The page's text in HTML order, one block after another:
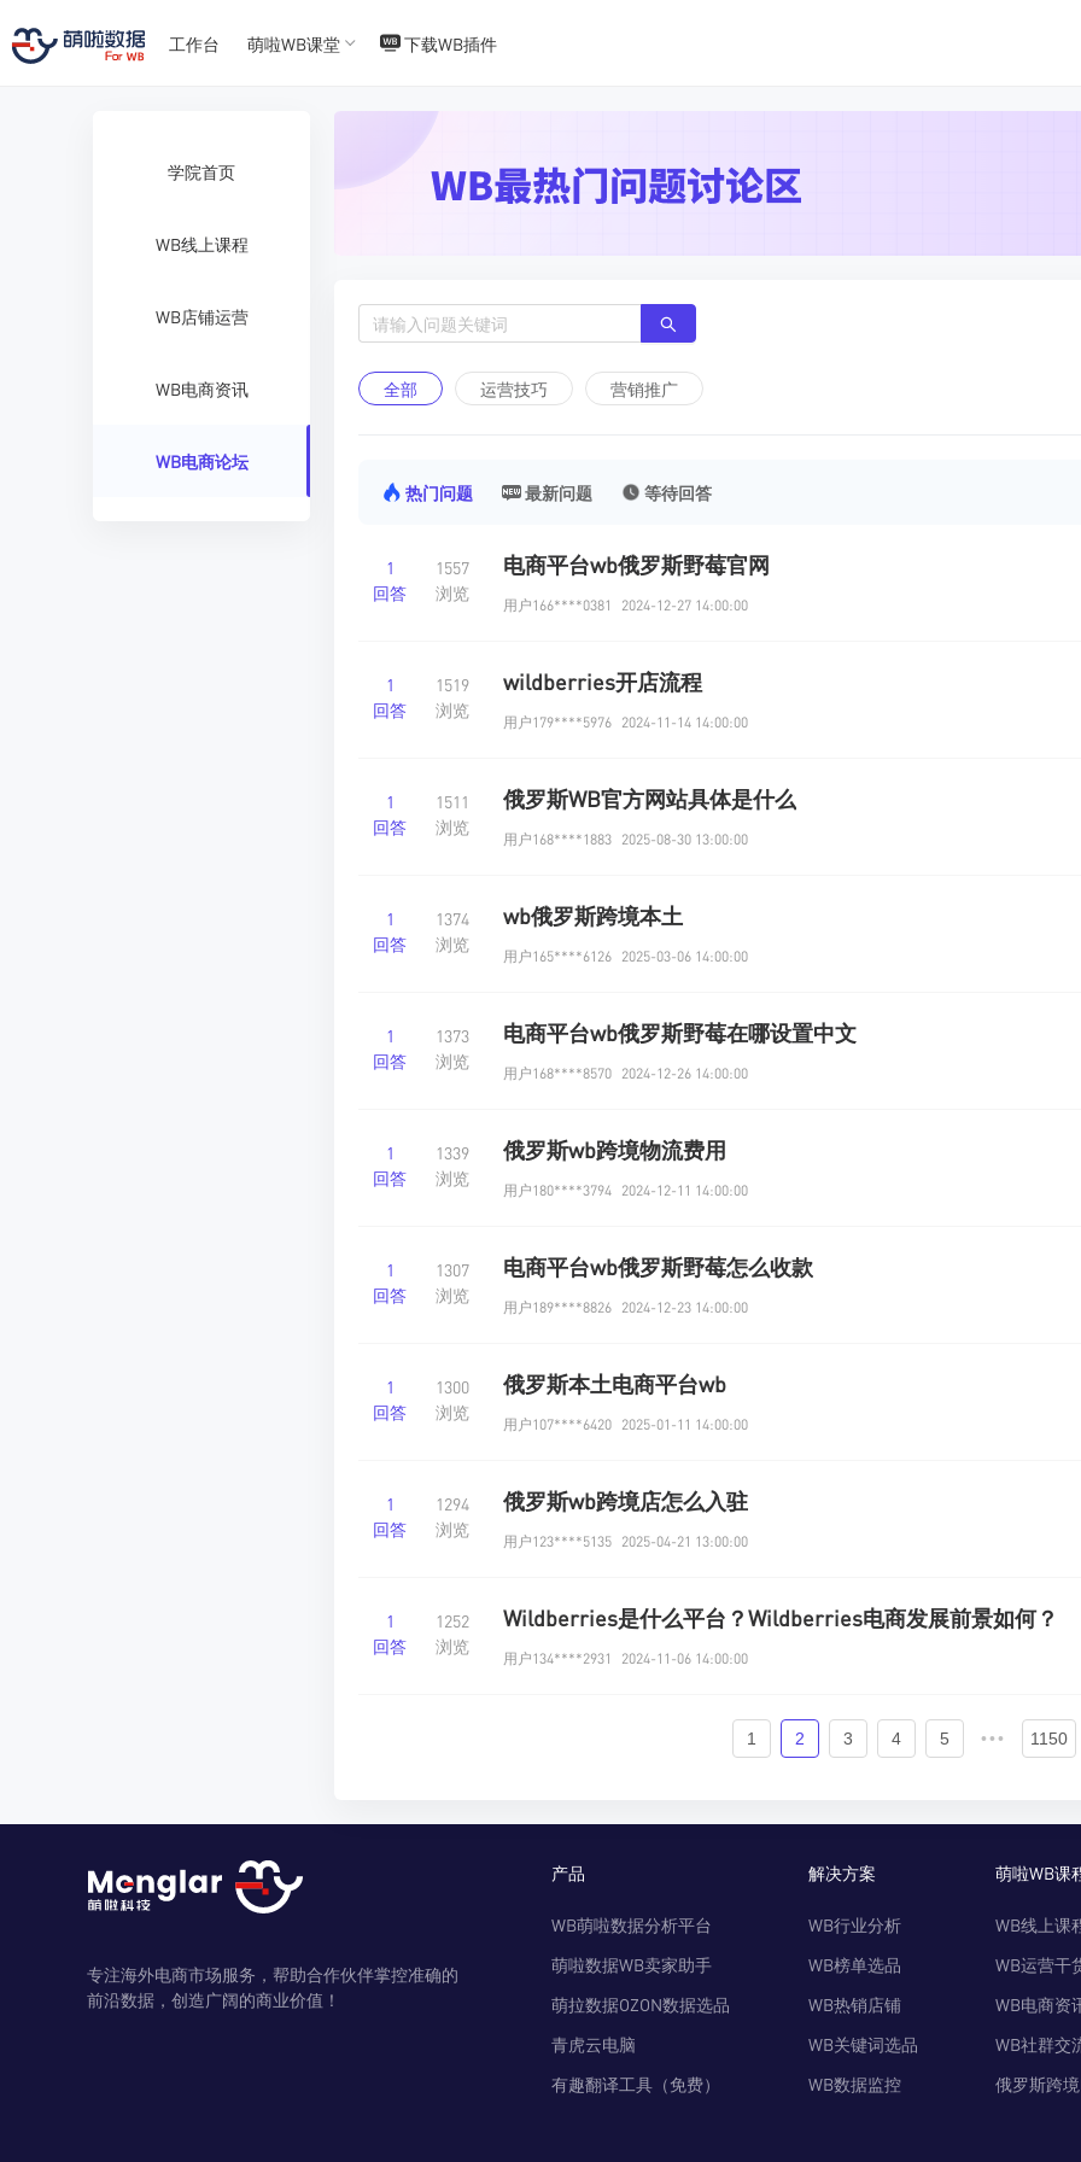
TK数据
TK数据
工作台 萌啦WB课堂 下载WB插件
学院首页
WB线上课程
WB店铺运营
WB电商资讯
WB电商论坛
全部 运营技巧 营销推广
热门问题 最新问题 等待回答
1
回答
1557
浏览
电商平台wb俄罗斯野莓官网
用户166****0381 2024-12-27 14:00:00
1
回答
1519
浏览
wildberries开店流程
用户179****5976 2024-11-14 14:00:00
1
回答
1511
浏览
俄罗斯WB官方网站具体是什么
用户168****1883 2025-08-30 13:00:00
1
回答
1374
浏览
wb俄罗斯跨境本土
用户165****6126 2025-03-06 14:00:00
1
回答
1373
浏览
电商平台wb俄罗斯野莓在哪设置中文
用户168****8570 2024-12-26 14:00:00
1
回答
1339
浏览
俄罗斯wb跨境物流费用
用户180****3794 2024-12-11 14:00:00
1
回答
1307
浏览
电商平台wb俄罗斯野莓怎么收款
用户189****8826 2024-12-23 14:00:00
1
回答
1300
浏览
俄罗斯本土电商平台wb
用户107****6420 2025-01-11 14:00:00
1
回答
1294
浏览
俄罗斯wb跨境店怎么入驻
用户123****5135 2025-04-21 13:00:00
1
回答
1252
浏览
Wildberries是什么平台？Wildberries电商发展前景如何？
用户134****2931 2024-11-06 14:00:00
1 2 3 4 5 ••• 1150
专注海外电商市场服务，帮助合作伙伴掌控准确的
前沿数据，创造广阔的商业价值！
产品
WB萌啦数据分析平台
萌啦数据WB卖家助手
萌拉数据OZON数据选品
青虎云电脑
有趣翻译工具（免费）
解决方案
WB行业分析
WB榜单选品
WB热销店铺
WB关键词选品
WB数据监控
萌啦WB课
WB线上课
WB运营干
WB电商资
WB社群交
俄罗斯跨